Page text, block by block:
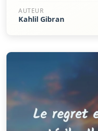
AUTEUR
Kahlil Gibran